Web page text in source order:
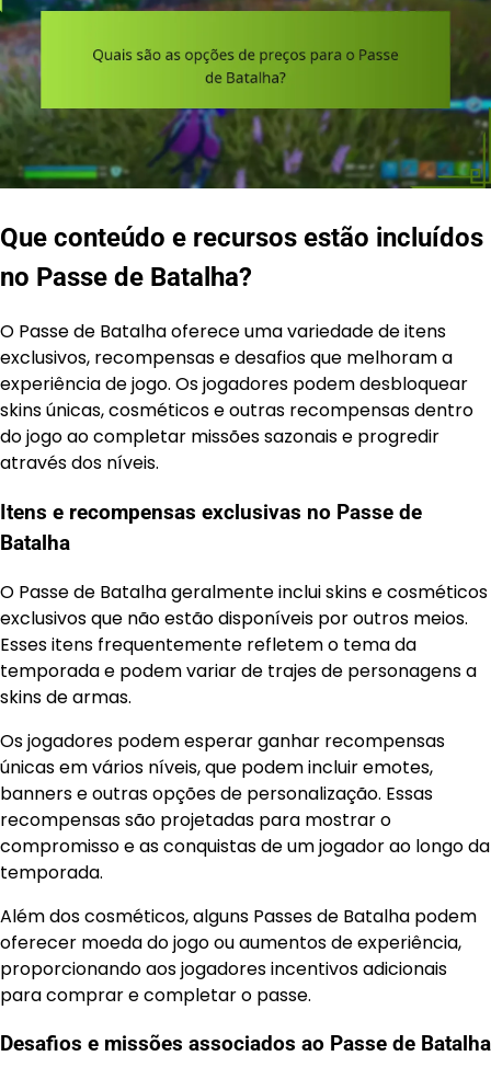
Que conteúdo e recursos estão incluídos
no Passe de Batalha?
O Passe de Batalha oferece uma variedade de itens
exclusivos, recompensas e desafios que melhoram a
experiência de jogo. Os jogadores podem desbloquear
skins únicas, cosméticos e outras recompensas dentro
do jogo ao completar missões sazonais e progredir
através dos níveis.
Itens e recompensas exclusivas no Passe de
Batalha
O Passe de Batalha geralmente inclui skins e cosméticos
exclusivos que não estão disponíveis por outros meios.
Esses itens frequentemente refletem o tema da
temporada e podem variar de trajes de personagens a
skins de armas.
Os jogadores podem esperar ganhar recompensas
únicas em vários níveis, que podem incluir emotes,
banners e outras opções de personalização. Essas
recompensas são projetadas para mostrar o
compromisso e as conquistas de um jogador ao longo da
temporada.
Além dos cosméticos, alguns Passes de Batalha podem
oferecer moeda do jogo ou aumentos de experiência,
proporcionando aos jogadores incentivos adicionais
para comprar e completar o passe.
Desafios e missões associados ao Passe de Batalha